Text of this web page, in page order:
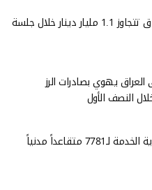
تداولات سوق العراق تتجاوز 1.1 مليار دينار خلال جلسة
يهوي بصادرات الرز
اطلاق مكافأة نهاية الخدمة لـ7781 متقاعداً مدنياً